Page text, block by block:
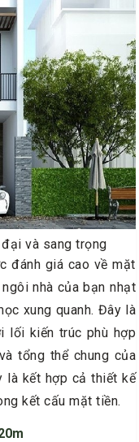
và sang trọng
đánh giá cao về mặt
nhà của bạn nhạt
xung quanh. Đây là
lối kiến trúc phù hợp
tổng thể chung của
là kết hợp cả thiết kế
kết cấu mặt tiền.